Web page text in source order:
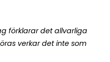
förklarar det allvarliga
verkar det inte som